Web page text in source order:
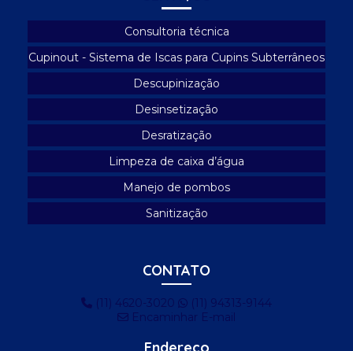
Consultoria técnica
Cupinout - Sistema de Iscas para Cupins Subterrâneos
Descupinização
Desinsetização
Desratização
Limpeza de caixa d’água
Manejo de pombos
Sanitização
CONTATO
(11) 4620-3020
(11) 94313-9144
Encaminhar E-mail
Endereço